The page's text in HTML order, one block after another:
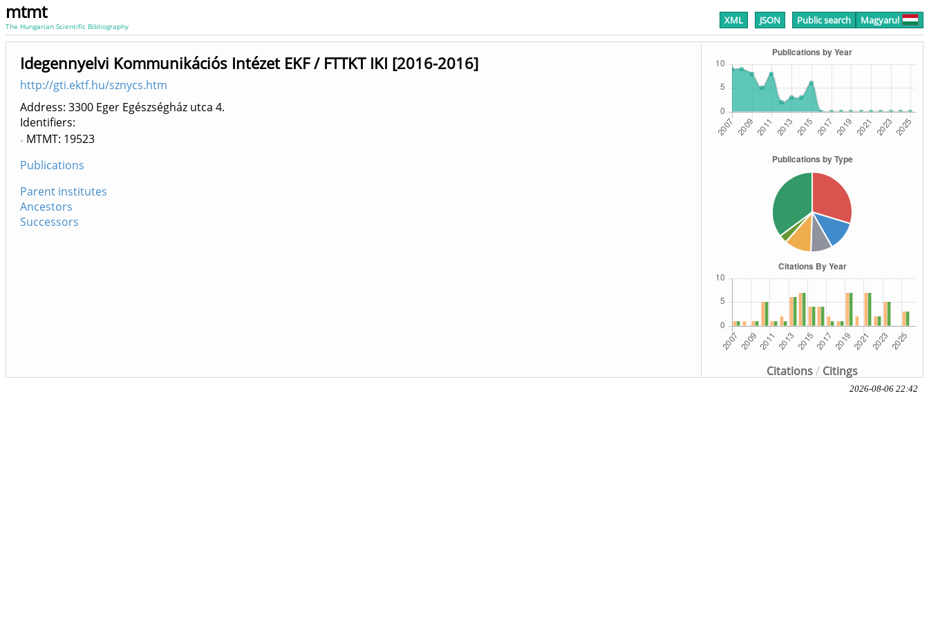
mtmt
The Hungarian Scientific Bibliography XML JSON Public search Magyarul
Citations/ Citings
Idegennyelvi Kommunikációs Intézet EKF / FTTKT IKI [2016-2016]
http://gti.ektf.hu/sznycs.htm
Address: 3300 Eger Egészségház utca 4.
Identifiers
MTMT: 19523
Publications
Parent institutes
Ancestors
Successors
2026-08-06 22:42